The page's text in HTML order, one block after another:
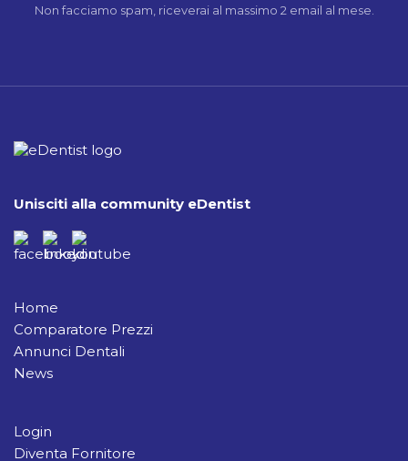
Non facciamo spam, riceverai al massimo 2 email al mese.
Unisciti alla community eDentist
Home
Comparatore Prezzi
Annunci Dentali
News
Login
Diventa Fornitore